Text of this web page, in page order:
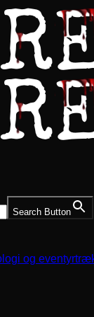
Search Button
og